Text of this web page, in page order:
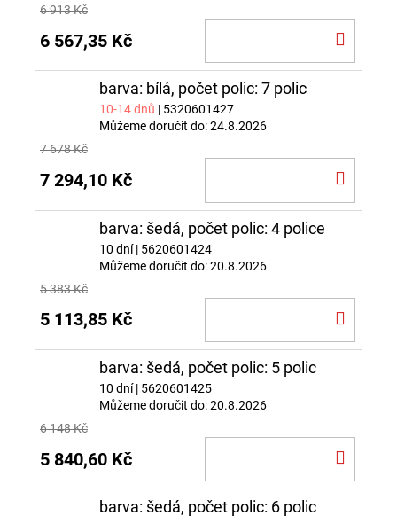
6 913 Kč
6 567,35 Kč
barva: bílá, počet polic: 7 polic
10-14 dnů | 5320601427
Můžeme doručit do:24.8.2026
7 678 Kč
7 294,10 Kč
barva: šedá, počet polic: 4 police
10 dní| 5620601424
Můžeme doručit do:20.8.2026
5 383 Kč
5 113,85 Kč
barva: šedá, počet polic: 5 polic
10 dní| 5620601425
Můžeme doručit do:20.8.2026
6 148 Kč
5 840,60 Kč
barva: šedá, počet polic: 6 polic